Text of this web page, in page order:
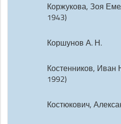
Коржукова, Зоя
1943)
Коршунов А. Н.
Костенников, Иван
1992)
Костюкович,